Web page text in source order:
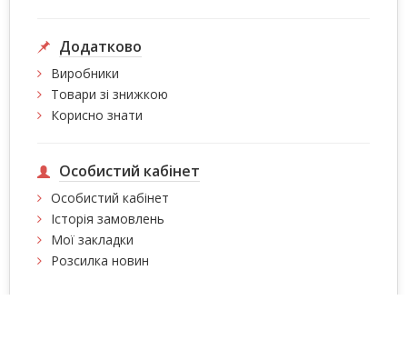
Додатково
Виробники
Товари зі знижкою
Корисно знати
Особистий кабінет
Особистий кабінет
Історія замовлень
Мої закладки
Розсилка новин